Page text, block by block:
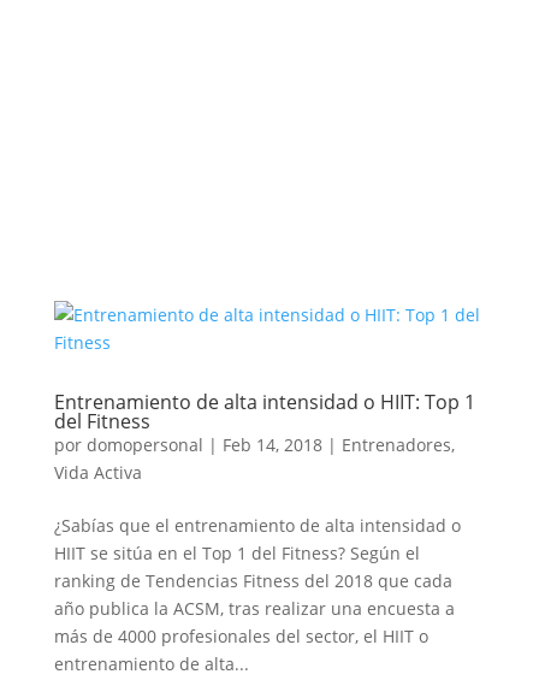
Entrenamiento de alta intensidad o HIIT: Top 1
del Fitness
por domopersonal | Feb 14, 2018| Entrenadores,
Vida Activa
¿Sabías que el entrenamiento de alta intensidad o
HIIT se sitúa en el Top 1 del Fitness? Según el
ranking de Tendencias Fitness del 2018 que cada
año publica la ACSM, tras realizar una encuesta a
más de 4000 profesionales del sector, el HIIT o
entrenamiento de alta...